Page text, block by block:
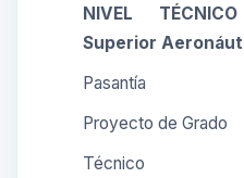
NIVEL
Superior
Pasantía
Proyecto de Grado
Técnico